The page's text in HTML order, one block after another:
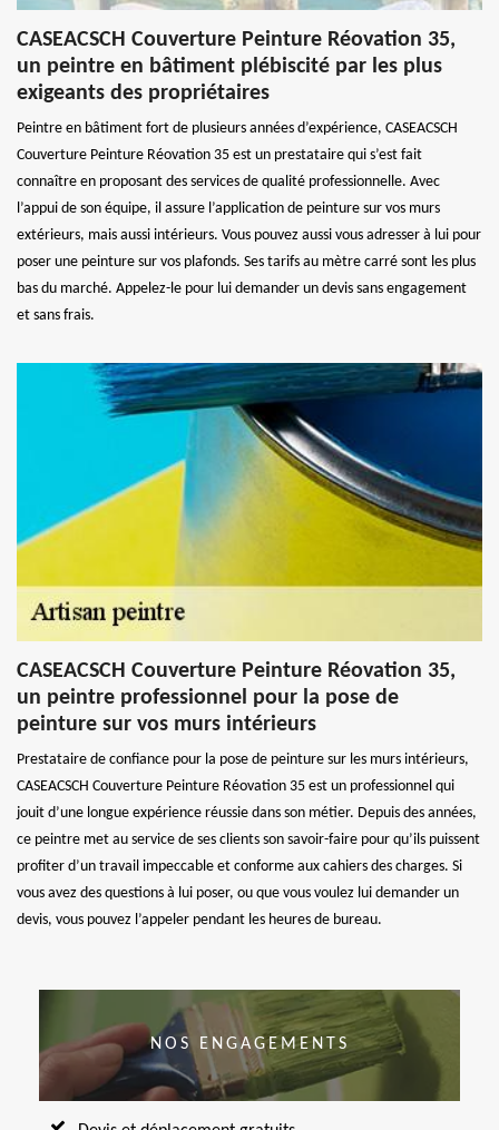
CASEACSCH Couverture Peinture Réovation 35,
un peintre en bâtiment plébiscité par les plus
exigeants des propriétaires
Peintre en bâtiment fort de plusieurs années d’expérience, CASEACSCH
Couverture Peinture Réovation 35 est un prestataire qui s’est fait
connaître en proposant des services de qualité professionnelle. Avec
l’appui de son équipe, il assure l’application de peinture sur vos murs
extérieurs, mais aussi intérieurs. Vous pouvez aussi vous adresser à lui pour
poser une peinture sur vos plafonds. Ses tarifs au mètre carré sont les plus
bas du marché. Appelez-le pour lui demander un devis sans engagement
et sans frais.
CASEACSCH Couverture Peinture Réovation 35,
un peintre professionnel pour la pose de
peinture sur vos murs intérieurs
Prestataire de confiance pour la pose de peinture sur les murs intérieurs,
CASEACSCH Couverture Peinture Réovation 35 est un professionnel qui
jouit d’une longue expérience réussie dans son métier. Depuis des années,
ce peintre met au service de ses clients son savoir-faire pour qu’ils puissent
profiter d’un travail impeccable et conforme aux cahiers des charges. Si
vous avez des questions à lui poser, ou que vous voulez lui demander un
devis, vous pouvez l’appeler pendant les heures de bureau.
NOS ENGAGEMENTS